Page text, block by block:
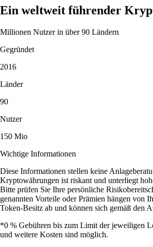
Ein weltweit führender
Millionen Nutzer in über 90 Ländern
Gegründet
2016
Länder
90
Nutzer
150 Mio
Wichtige Informationen
Diese Informationen stellen keine
Kryptowährungen ist riskant und unterliegt
Bitte prüfen Sie Ihre persönliche
genannten Vorteile oder Prämien hängen von
Token-Besitz ab und können sich gemäß den
*0 % Gebühren bis zum Limit der jeweiligen
und weitere Kosten sind möglich.